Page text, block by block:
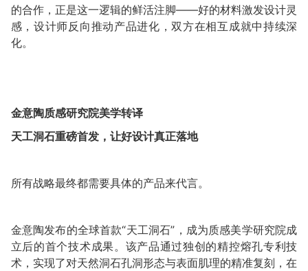
的合作，正是这一逻辑的鲜活注脚——好的材料激发设计灵
感，设计师反向推动产品进化，双方在相互成就中持续深
化。
金意陶质感研究院美学转译
天工洞石重磅首发，让好设计真正落地
所有战略最终都需要具体的产品来代言。
金意陶发布的全球首款“天工洞石”，成为质感美学研究院成
立后的首个技术成果。该产品通过独创的精控熔孔专利技
术，实现了对天然洞石孔洞形态与表面肌理的精准复刻，在